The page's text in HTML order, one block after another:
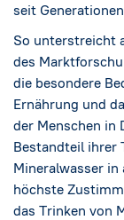
seit
So unterstreicht
des
die besondere
Ernährung und
der Menschen in
Bestandteil ihrer
Mineralwasser in
höchste
das Trinken von